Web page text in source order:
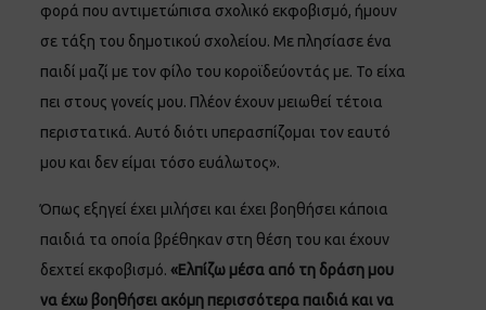
φορά που αντιμετώπισα σχολικό εκφοβισμό, ήμουν
σε τάξη του δημοτικού σχολείου. Με πλησίασε ένα
παιδί μαζί με τον φίλο του κοροϊδεύοντάς με. Το είχα
πει στους γονείς μου. Πλέον έχουν μειωθεί τέτοια
περιστατικά. Αυτό διότι υπερασπίζομαι τον εαυτό
μου και δεν είμαι τόσο ευάλωτος».
Όπως εξηγεί έχει μιλήσει και έχει βοηθήσει κάποια
παιδιά τα οποία βρέθηκαν στη θέση του και έχουν
δεχτεί εκφοβισμό. «Ελπίζω μέσα από τη δράση μου
να έχω βοηθήσει ακόμη περισσότερα παιδιά και να